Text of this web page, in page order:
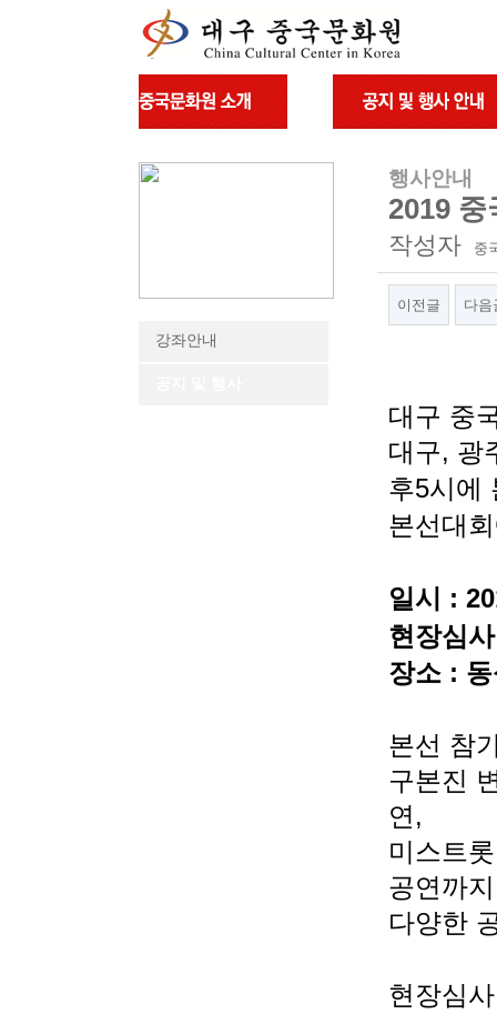
강좌안내
행사안내
2019
작성자 중
이전글 다음
대구 중
대구, 광
후5시에
본선대
일시 :
현장심
장소 :
본선 참
구본진
연,
미스트
공연까지
다양한
현장심